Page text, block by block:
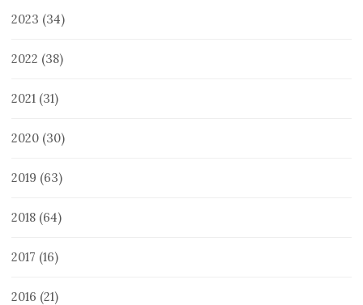
2023 (34)
2022 (38)
2021 (31)
2020 (30)
2019 (63)
2018 (64)
2017 (16)
2016 (21)